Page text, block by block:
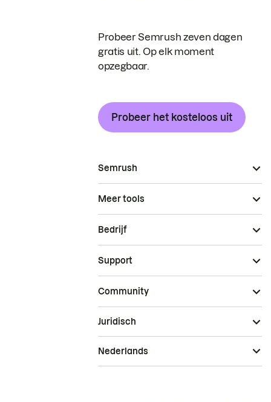
Probeer Semrush zeven dagen
gratis uit. Op elk moment
opzegbaar.
Probeer het kosteloos uit
Semrush
Meer tools
Bedrijf
Support
Community
Juridisch
Nederlands